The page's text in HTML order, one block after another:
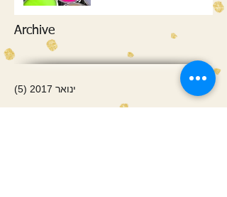
Archive
ינואר 2017 (5)